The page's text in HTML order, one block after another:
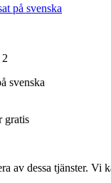
på svenska
svenska
gratis
av dessa tjänster. Vi